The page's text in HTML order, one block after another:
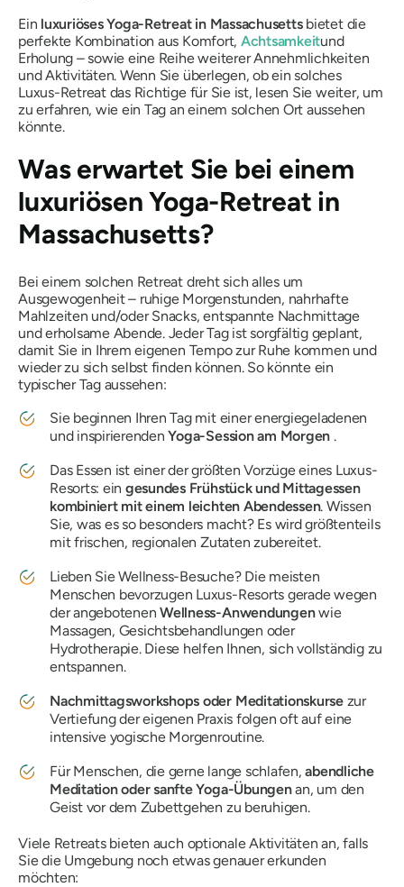
Ein luxuriöses Yoga-Retreat in Massachusetts bietet die
perfekte Kombination aus Komfort, Achtsamkeitund
Erholung – sowie eine Reihe weiterer Annehmlichkeiten
und Aktivitäten. Wenn Sie überlegen, ob ein solches
Luxus-Retreat das Richtige für Sie ist, lesen Sie weiter, um
zu erfahren, wie ein Tag an einem solchen Ort aussehen
könnte.
Was erwartet Sie bei einem
luxuriösen Yoga-Retreat in
Massachusetts?
Bei einem solchen Retreat dreht sich alles um
Ausgewogenheit – ruhige Morgenstunden, nahrhafte
Mahlzeiten und/oder Snacks, entspannte Nachmittage
und erholsame Abende. Jeder Tag ist sorgfältig geplant,
damit Sie in Ihrem eigenen Tempo zur Ruhe kommen und
wieder zu sich selbst finden können. So könnte ein
typischer Tag aussehen:
Sie beginnen Ihren Tag mit einer energiegeladenen
und inspirierendenYoga-Session am Morgen .
Das Essen ist einer der größten Vorzüge eines Luxus-
Resorts: ein gesundes Frühstück und Mittagessen
kombiniert mit einem leichten Abendessen. Wissen
Sie, was es so besonders macht? Es wird größtenteils
mit frischen, regionalen Zutaten zubereitet.
Lieben Sie Wellness-Besuche? Die meisten
Menschen bevorzugen Luxus-Resorts gerade wegen
der angebotenen Wellness-Anwendungenwie
Massagen, Gesichtsbehandlungen oder
Hydrotherapie. Diese helfen Ihnen, sich vollständig zu
entspannen.
Nachmittagsworkshops oder Meditationskursezur
Vertiefung der eigenen Praxis folgen oft auf eine
intensive yogische Morgenroutine.
Für Menschen, die gerne lange schlafen,abendliche
Meditation oder sanfte Yoga-Übungenan, um den
Geist vor dem Zubettgehen zu beruhigen.
Viele Retreats bieten auch optionale Aktivitäten an, falls
Sie die Umgebung noch etwas genauer erkunden
möchten: